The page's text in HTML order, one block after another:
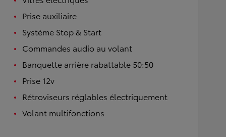
Prise auxiliaire
Système Stop & Start
Commandes audio au volant
Banquette arrière rabattable 50:50
Prise 12v
Rétroviseurs réglables électriquement
Volant multifonctions